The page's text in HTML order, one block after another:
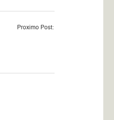
Proximo Post: